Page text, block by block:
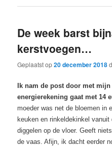
De week barst
kerstvoegen…
Geplaatst op20 december 2018
Ik nam de post door met
energierekening gaat met 14
moeder was net de bloemen in
keuken en rinkeldekinkel
diggelen op de vloer. Geeft
de vaas. Afijn, ik dacht eerder